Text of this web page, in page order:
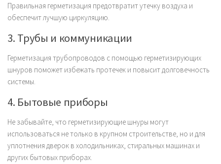
Правильная герметизация предотвратит утечку воздуха и
обеспечит лучшую циркуляцию.
3. Трубы и коммуникации
Герметизация трубопроводов с помощью герметизирующих
шнуров поможет избежать протечек и повысит долговечность
системы.
4. Бытовые приборы
Не забывайте, что герметизирующие шнуры могут
использоваться не только в крупном строительстве, но и для
уплотнения дверок в холодильниках, стиральных машинах и
других бытовых приборах.